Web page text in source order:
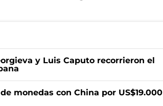
y Luis Caputo recorrieron el
monedas con China por US$19.000